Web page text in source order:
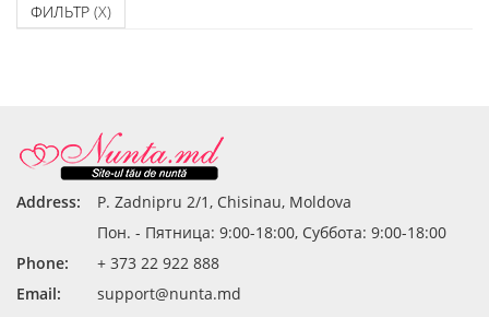
ФИЛЬТР (X)
Address:
P. Zadnipru 2/1, Chisinau, Moldova
Пон. - Пятница: 9:00-18:00, Суббота: 9:00-18:00
Phone:
+ 373 22 922 888
Email:
support@nunta.md